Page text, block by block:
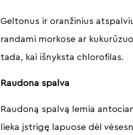
Geltonus ir oranžinius
randami morkose ar
tada, kai išnyksta chlorofilas.
Raudona spalva
Raudoną spalvą lemia
lieka įstrigę lapuose dėl